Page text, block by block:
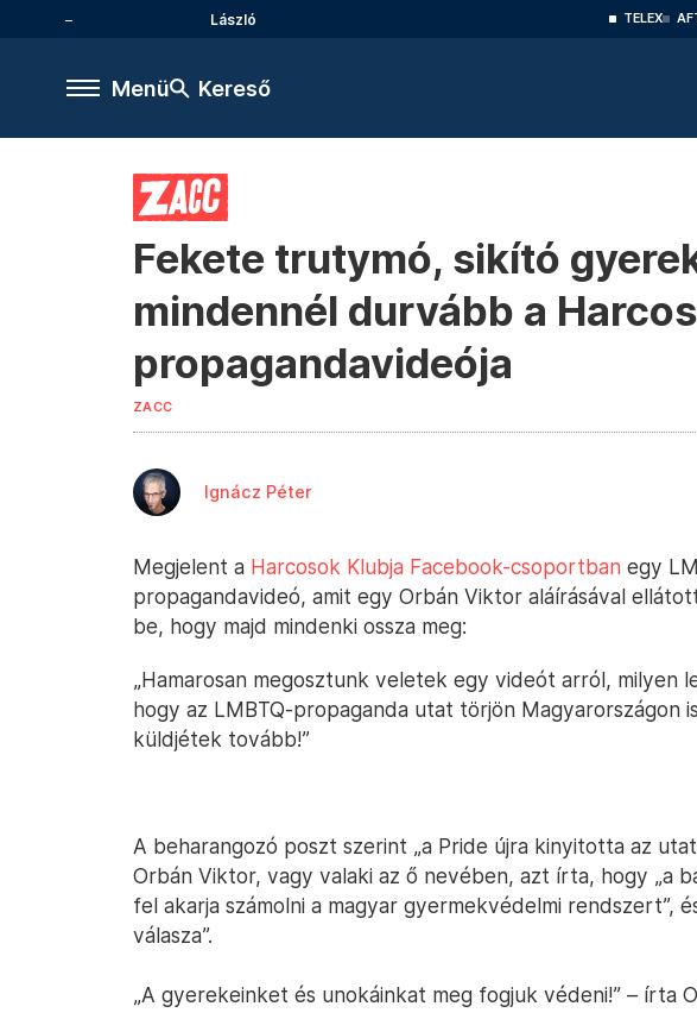
László TELEX
Menü Kereső
Fekete trutymó, sikító
mindennél durvább a
propagandavideója
ZACC
Ignácz Péter
Megjelent a Harcosok Klubja Facebook-csoportban egy
propagandavideó, amit egy Orbán Viktor aláírásával
be, hogy majd mindenki ossza meg:
„Hamarosan megosztunk veletek egy videót arról, milyen
hogy az LMBTQ-propaganda utat törjön Magyarországon
küldjétek tovább!”
A beharangozó poszt szerint „a Pride újra kinyitotta az
Orbán Viktor, vagy valaki az ő nevében, azt írta, hogy „a
fel akarja számolni a magyar gyermekvédelmi rendszert”,
válasza”.
„A gyerekeinket és unokáinkat meg fogjuk védeni!” – írta